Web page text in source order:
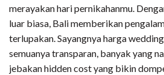
merayakan hari pernikahanmu.
luar biasa, Bali memberikan
terlupakan. Sayangnya harga
semuanya transparan, banyak yang
jebakan hidden cost yang bikin